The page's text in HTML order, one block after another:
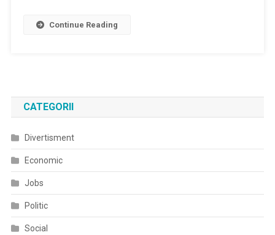
Continue Reading
CATEGORII
Divertisment
Economic
Jobs
Politic
Social